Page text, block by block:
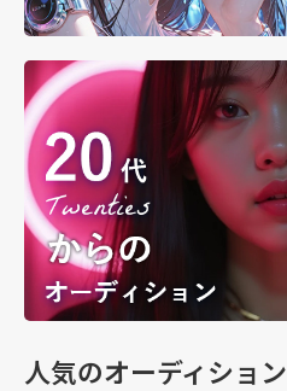
人気のオーディション